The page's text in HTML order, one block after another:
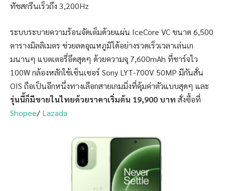
ทัชสกรีนเร็วถึง 3,200Hz
ระบบระบายความร้อนจัดเต็มด้วยแผ่น IceCore VC ขนาด 6,500
ตารางมิลลิเมตร ช่วยลดอุณหภูมิได้อย่างรวดเร็วเวลาเล่นเก
มนานๆ แบตเตอรี่อึดสุดๆ ด้วยความจุ 7,600mAh ที่ชาร์จไว
100W กล้องหลักใช้เซ็นเซอร์ Sony LYT-700V 50MP มีกันสั่น
OIS ถือเป็นอีกหนึ่งทางเลือกสายเกมมิ่งที่คุ้มค่าตัวแบบสุดๆ และ
รุ่นนี้ก็มีขายในไทยด้วยราคาเริ่มต้น 19,900 บาท สั่งซื้อที่
Shopee/ Lazada